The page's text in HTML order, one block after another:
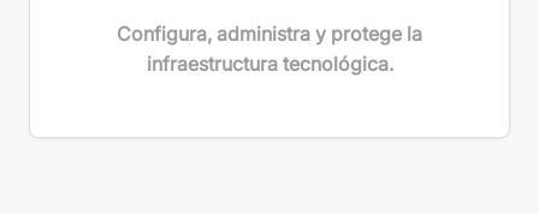
Configura, administra y protege la
infraestructura tecnológica.